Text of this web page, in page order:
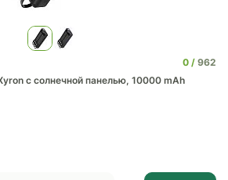
0
962
с солнечной панелью, 10000 mAh